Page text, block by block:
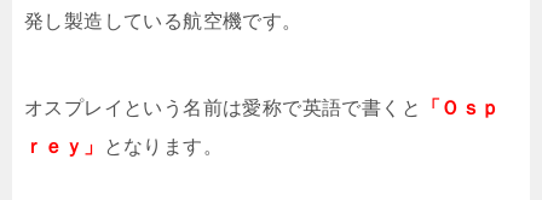
発し製造している航空機です。
オスプレイという名前は愛称で英語で書くと
「Ｏｓｐ
ｒｅｙ」
となります。